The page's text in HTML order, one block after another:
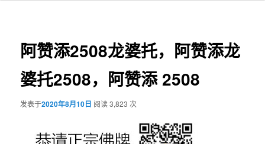
阿赞添2508龙婆托，阿赞添龙
婆托2508，阿赞添 2508
发表于2020年8月10日 阅读 3,823 次